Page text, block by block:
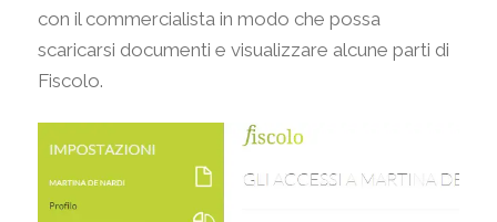
con il commercialista in modo che possa
scaricarsi documenti e visualizzare alcune parti di
Fiscolo.